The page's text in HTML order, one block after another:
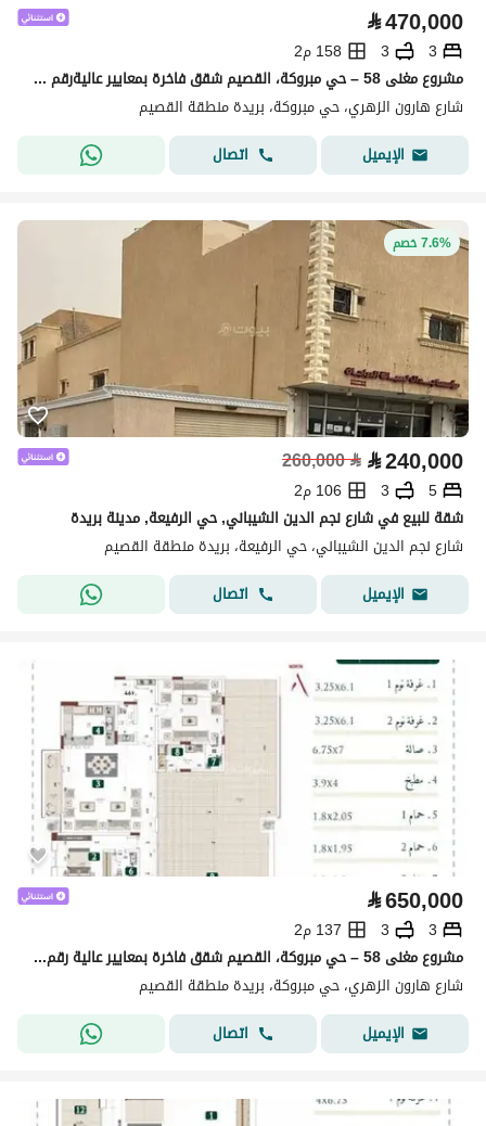
⃁470,000
3
3
158 م2
مشروع مغنى 58 – حي مبروكة، القصيم شقق فاخرة بمعايير عاليةرقم الوحدة 12
شارع هارون الزهري، حي مبروكة، بريدة منطقة القصيم
الإيميل
اتصال
7.6% خصم
⃁240,000
⃁
260,000
5
3
106 م2
شقة للبيع في شارع نجم الدين الشيباني, حي الرفيعة, مدينة بريدة
شارع نجم الدين الشيباني، حي الرفيعة، بريدة منطقة القصيم
الإيميل
اتصال
⃁650,000
3
3
137 م2
مشروع مغنى 58 – حي مبروكة، القصيم شقق فاخرة بمعايير عالية رقم الوحدة 46
شارع هارون الزهري، حي مبروكة، بريدة منطقة القصيم
الإيميل
اتصال